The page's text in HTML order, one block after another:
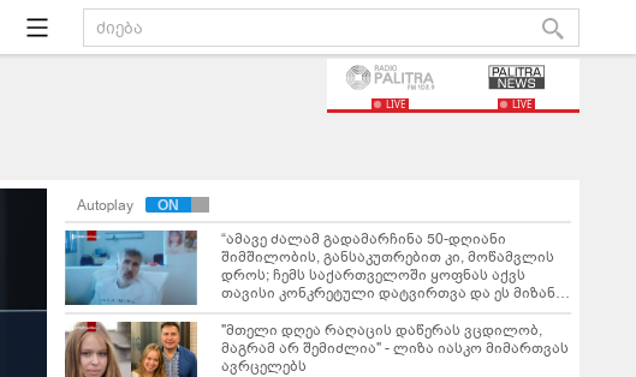
LIVE LIVE
Autoplay
“ამავე ძალამ გადამარჩინა 50-დღიანი
შიმშილობის, განსაკუთრებით კი, მოწამვლის
დროს; ჩემს საქართველოში ყოფნას აქვს
თავისი კონკრეტული დატვირთვა და ეს მიზანი
ბოლომდეა მისაყვანი“ - მიხეილ სააკაშვილი
"მთე­ლი დღეა რა­ღა­ცის და­წე­რას ვცდი­ლობ,
მაგ­რამ არ შე­მიძ­ლია" - ლიზა იასკო მიმართვას
ავრცელებს